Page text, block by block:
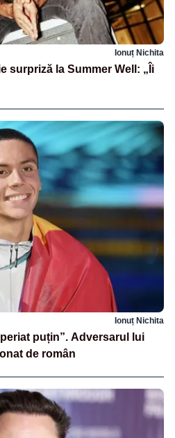
Ionuț Nichita
surpriză la Summer Well: „Îi
Ionuț Nichita
puțin”. Adversarul lui
de român